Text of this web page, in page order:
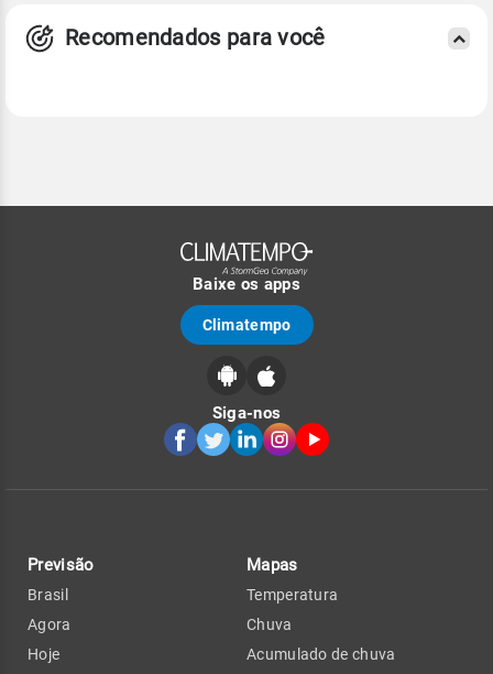
Recomendados para você
Baixe os apps
Climatempo
Siga-nos
Previsão
Brasil
Agora
Hoje
Mapas
Temperatura
Chuva
Acumulado de chuva